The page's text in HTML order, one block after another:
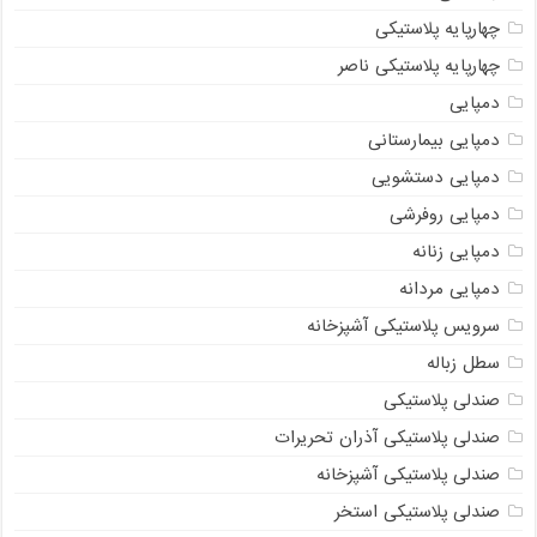
چهارپایه پلاستیکی
چهارپایه پلاستیکی ناصر
دمپایی
دمپایی بیمارستانی
دمپایی دستشویی
دمپایی روفرشی
دمپایی زنانه
دمپایی مردانه
سرویس پلاستیکی آشپزخانه
سطل زباله
صندلی پلاستیکی
صندلی پلاستیکی آذران تحریرات
صندلی پلاستیکی آشپزخانه
صندلی پلاستیکی استخر